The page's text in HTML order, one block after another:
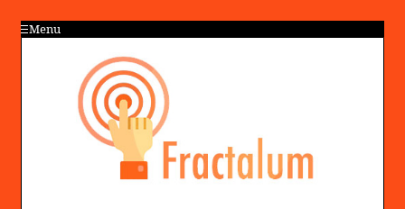
Menu